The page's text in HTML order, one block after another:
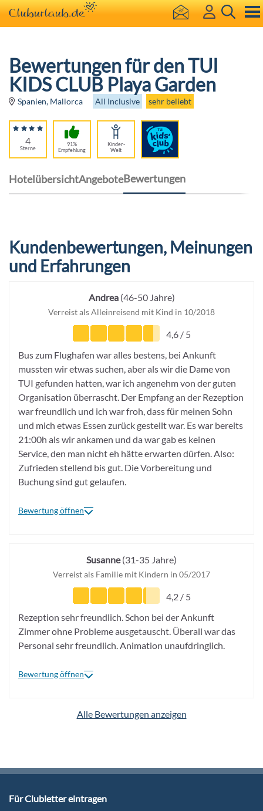
Bewertungen für den TUI
KIDS CLUB Playa Garden
Spanien, Mallorca All Inclusive sehr beliebt
4
Sterne
91%
Empfehlung
Kinder-
Welt
HotelübersichtAngeboteBewertungen
Kundenbewertungen, Meinungen
und Erfahrungen
Andrea(46-50 Jahre)
Verreist als Alleinreisend mit Kind in 10/2018
4,6 / 5
Bus zum Flughafen war alles bestens, bei Ankunft
mussten wir etwas suchen, aber als wir die Dame von
TUI gefunden hatten, war ich angenehm von der guten
Organisation überrascht. Der Empfang an der Rezeption
war freundlich und ich war froh, dass für meinen Sohn
und mich etwas Essen zurück gestellt war. Es war bereits
21:00h als wir ankamen und da war gab es keinen
Service, den man nicht eh hätte erwarten dürfen. Also:
Zufrieden stellend bis gut. Die Vorbereitung und
Buchung sind gut gelaufen.
Bewertung öffnen
Susanne(31-35 Jahre)
Verreist als Familie mit Kindern in 05/2017
4,2 / 5
Rezeption sehr freundlich. Schon bei der Ankunft
Zimmer ohne Probleme ausgetauscht. Überall war das
Personal sehr freundlich. Animation unaufdringlich.
Bewertung öffnen
Alle Bewertungen anzeigen
Für Clubletter eintragen